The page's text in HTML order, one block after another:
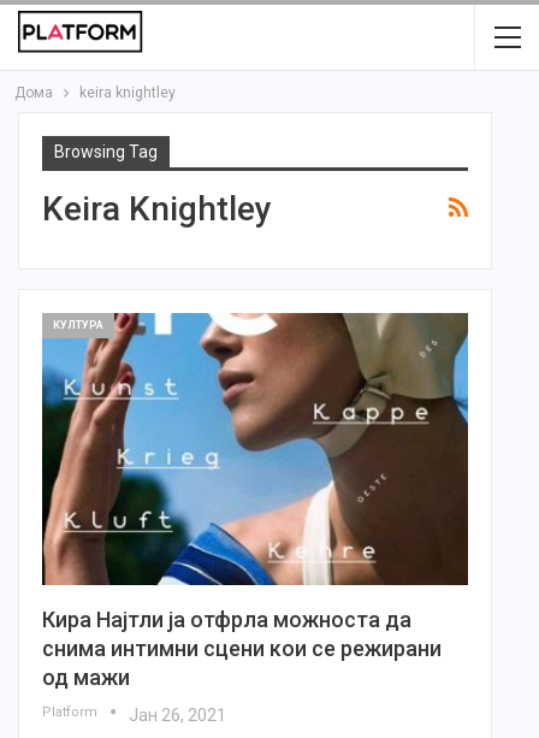
Дома keira knightley
Browsing Tag
Keira Knightley
КУЛТУРА
Кира Најтли ја отфрла можноста да
снима интимни сцени кои се режирани
од мажи
Platform Јан 26, 2021